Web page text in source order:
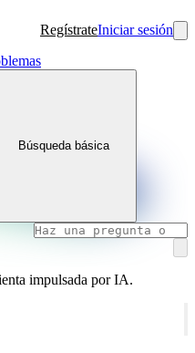
RegístrateIniciar sesión
Búsqueda básica
impulsada por IA.